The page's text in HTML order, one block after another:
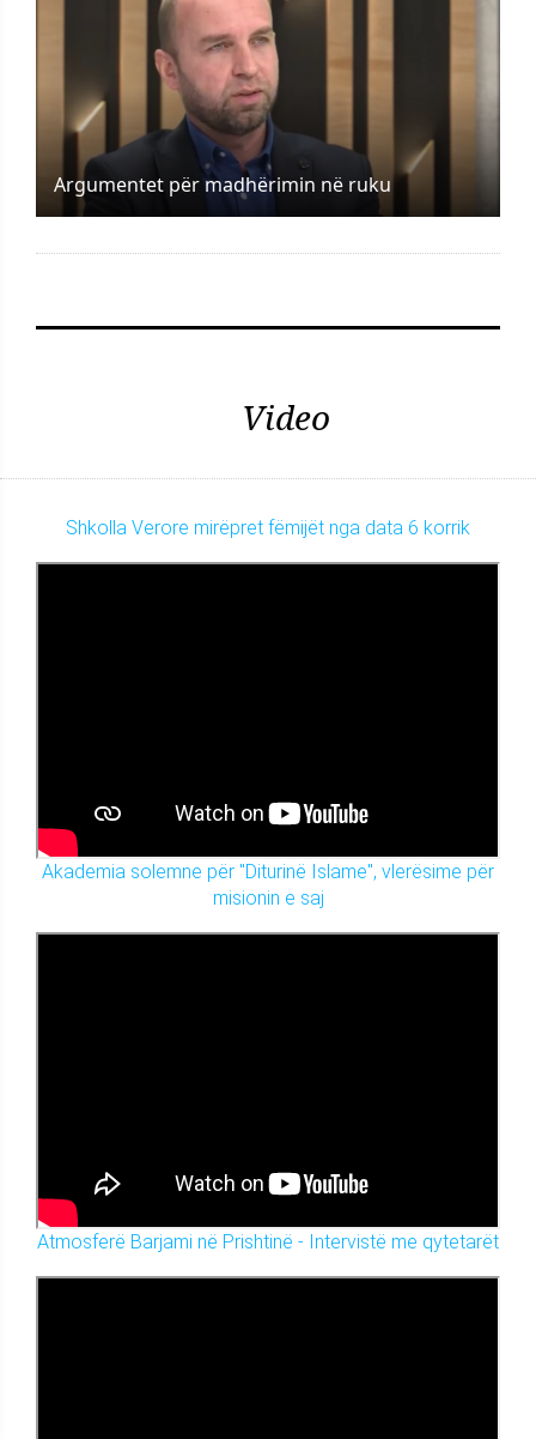
Argumentet për madhërimin në ruku
Video
Shkolla Verore mirëpret fëmijët nga data 6 korrik
Akademia solemne për "Diturinë Islame", vlerësime për
misionin e saj
Atmosferë Barjami në Prishtinë - Intervistë me qytetarët